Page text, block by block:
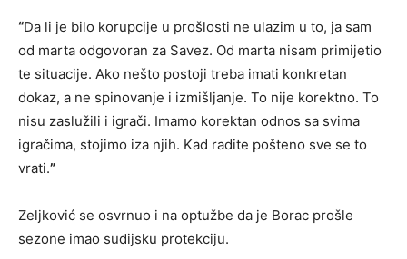
“Da li je bilo korupcije u prošlosti ne ulazim u to, ja sam
od marta odgovoran za Savez. Od marta nisam primijetio
te situacije. Ako nešto postoji treba imati konkretan
dokaz, a ne spinovanje i izmišljanje. To nije korektno. To
nisu zaslužili i igrači. Imamo korektan odnos sa svima
igračima, stojimo iza njih. Kad radite pošteno sve se to
vrati.”
Zeljković se osvrnuo i na optužbe da je Borac prošle
sezone imao sudijsku protekciju.